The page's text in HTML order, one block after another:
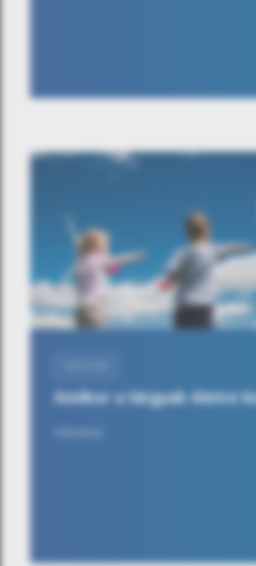
Amikor a tárgyak életre